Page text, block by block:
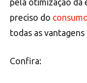
preciso do
todas as
Confira: